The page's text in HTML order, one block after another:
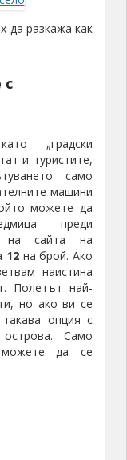
да разкажа как
с
„градски
и туристите,
само
машини
можете да
преди
на сайта на
12на брой. Ако
наистина
Полетът най-
но ако ви се
опция с
Само
да се